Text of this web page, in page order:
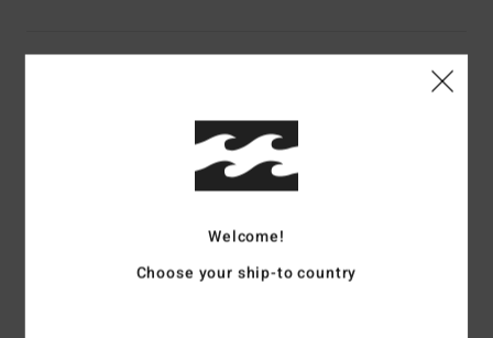
Reviews van klanten
Gemiddelde score
5.0
Welcome!
Choose your ship-to country